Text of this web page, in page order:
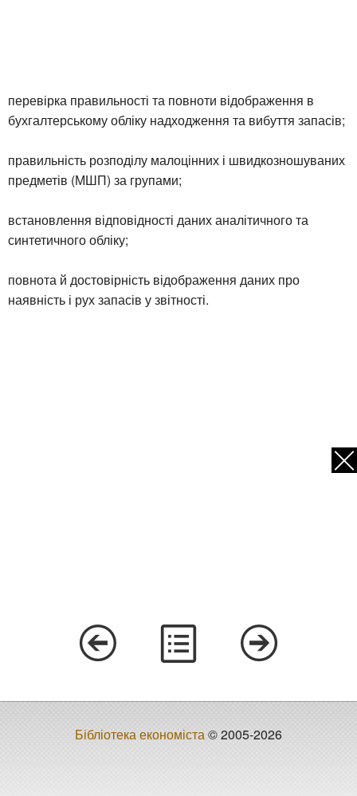
перевірка правильності та повноти відображення в
бухгалтерському обліку надходження та вибуття запасів;
правильність розподілу малоцінних і швидкозношуваних
предметів (МШП) за групами;
встановлення відповідності даних аналітичного та
синтетичного обліку;
повнота й достовірність відображення даних про
наявність і рух запасів у звітності.
Бібліотека економіста© 2005-2026